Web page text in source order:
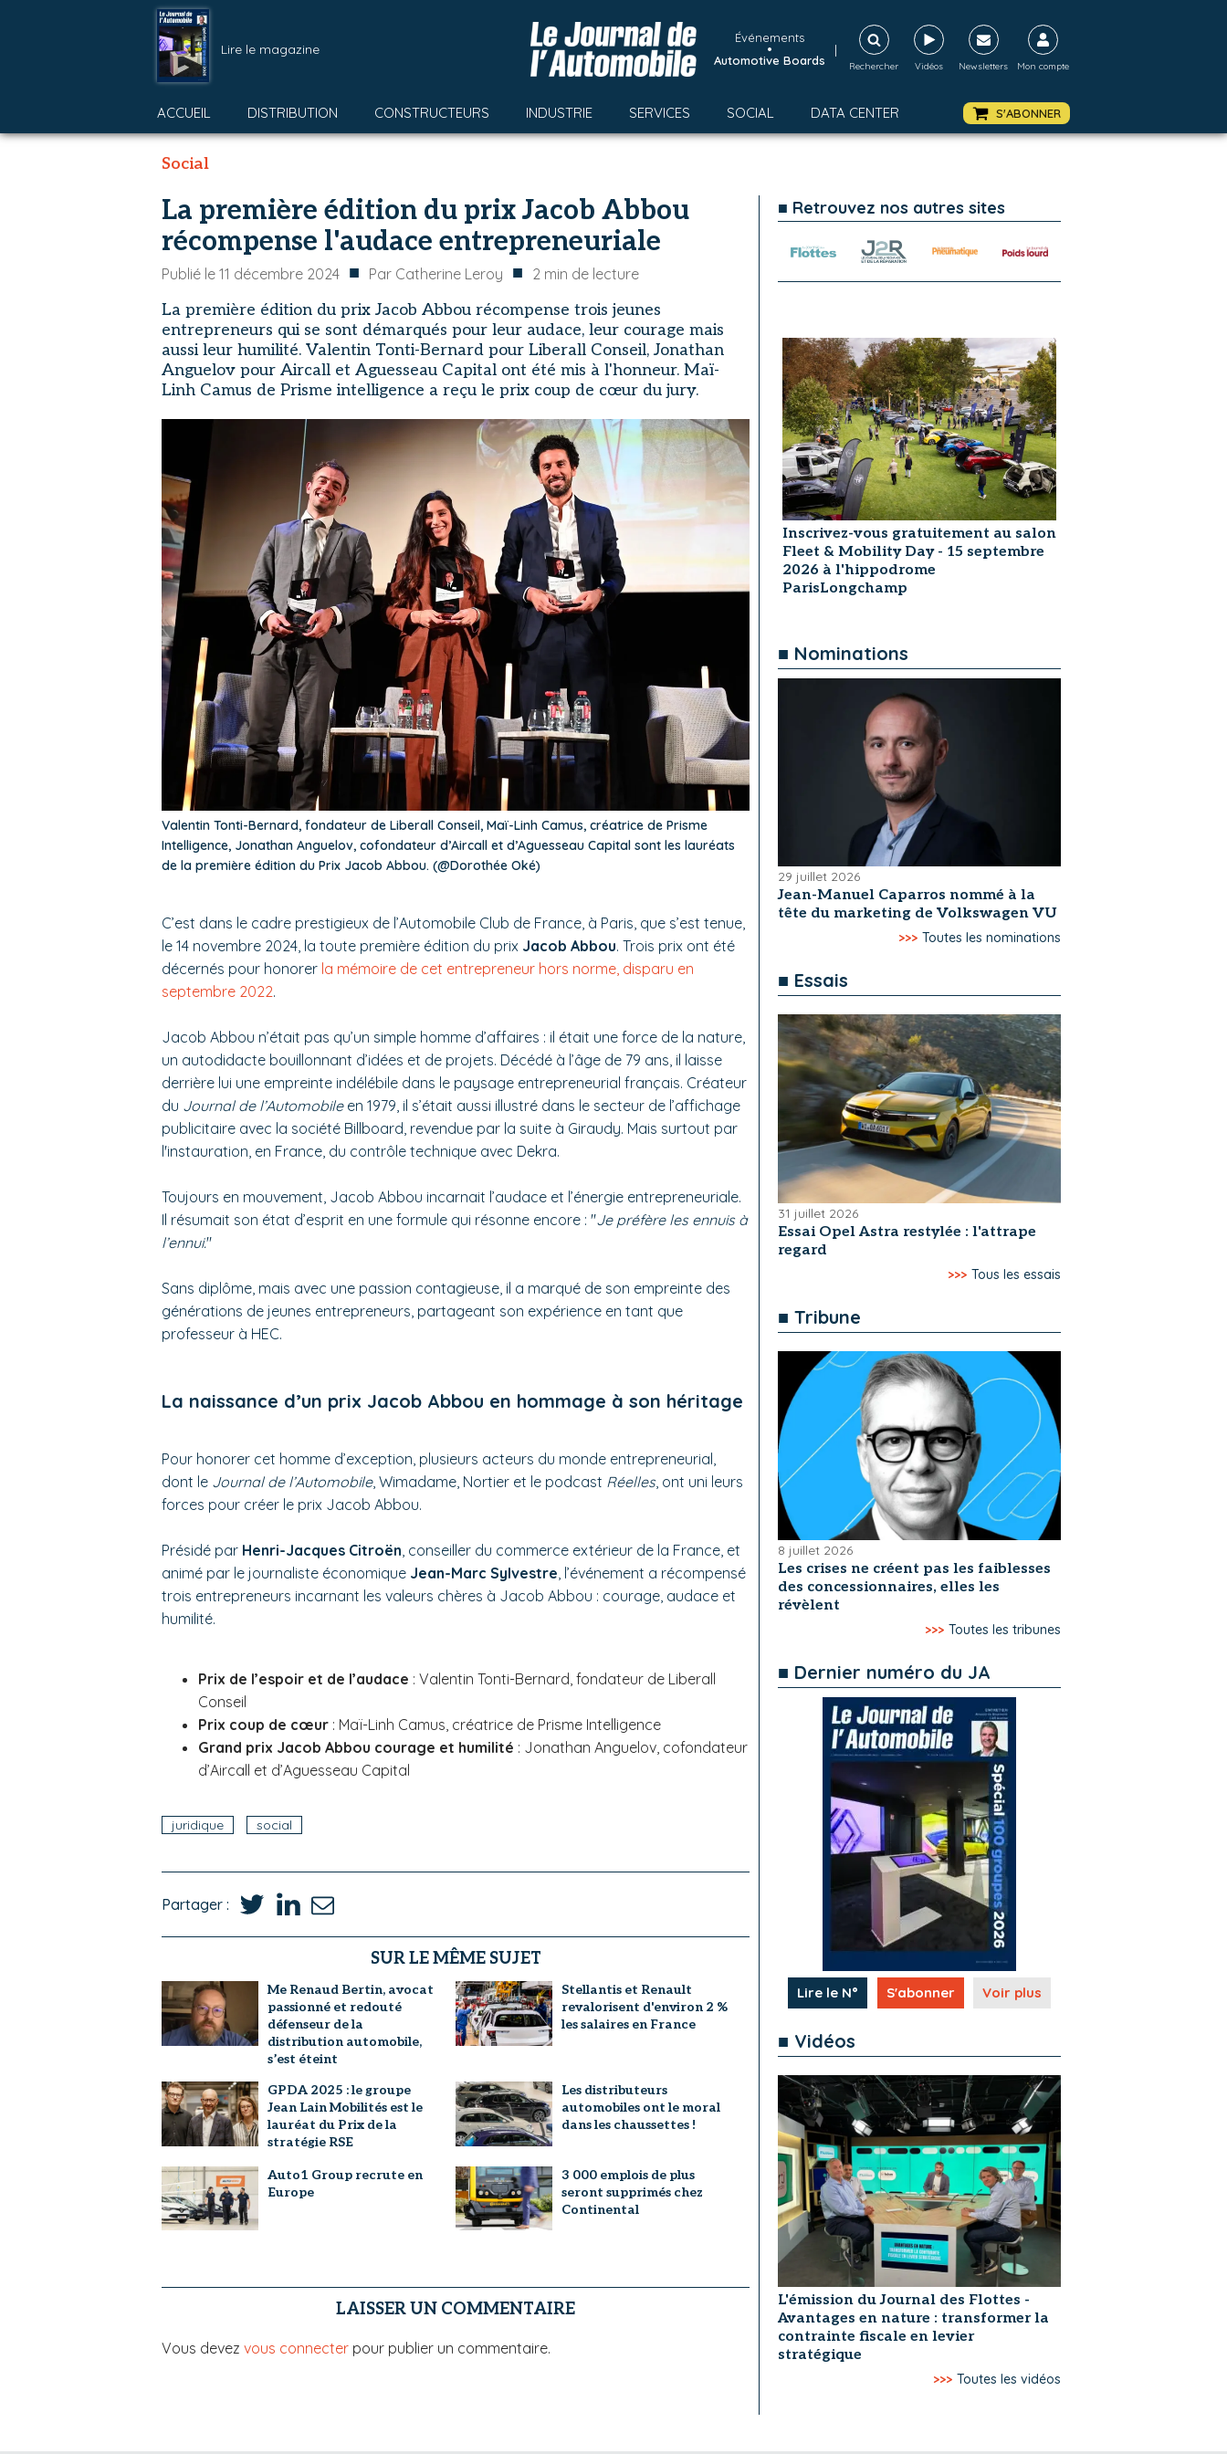
Lire le magazine
Événements
•
Automotive Boards
|
Rechercher Vidéos Newsletters Mon compte
ACCUEIL DISTRIBUTION CONSTRUCTEURS INDUSTRIE SERVICES SOCIAL DATA CENTER S'ABONNER
Social
La première édition du prix Jacob Abbou
récompense l'audace entrepreneuriale
Publié le 11 décembre 2024 ■ Par Catherine Leroy ■ 2 min de lecture
La première édition du prix Jacob Abbou récompense trois jeunes
entrepreneurs qui se sont démarqués pour leur audace, leur courage mais
aussi leur humilité. Valentin Tonti-Bernard pour Liberall Conseil, Jonathan
Anguelov pour Aircall et Aguesseau Capital ont été mis à l'honneur. Maï-
Linh Camus de Prisme intelligence a reçu le prix coup de cœur du jury.
Valentin Tonti-Bernard, fondateur de Liberall Conseil, Maï-Linh Camus, créatrice de Prisme
Intelligence, Jonathan Anguelov, cofondateur d’Aircall et d’Aguesseau Capital sont les lauréats
de la première édition du Prix Jacob Abbou. (@Dorothée Oké)
C’est dans le cadre prestigieux de l’Automobile Club de France, à Paris, que s’est tenue,
le 14 novembre 2024, la toute première édition du prix Jacob Abbou. Trois prix ont été
décernés pour honorer la mémoire de cet entrepreneur hors norme, disparu en
septembre 2022.
Jacob Abbou n’était pas qu’un simple homme d’affaires : il était une force de la nature,
un autodidacte bouillonnant d’idées et de projets. Décédé à l’âge de 79 ans, il laisse
derrière lui une empreinte indélébile dans le paysage entrepreneurial français. Créateur
du Journal de l’Automobileen 1979, il s’était aussi illustré dans le secteur de l’affichage
publicitaire avec la société Billboard, revendue par la suite à Giraudy. Mais surtout par
l'instauration, en France, du contrôle technique avec Dekra.
Toujours en mouvement, Jacob Abbou incarnait l’audace et l’énergie entrepreneuriale.
Il résumait son état d’esprit en une formule qui résonne encore : "Je préfère les ennuis à
l’ennui."
Sans diplôme, mais avec une passion contagieuse, il a marqué de son empreinte des
générations de jeunes entrepreneurs, partageant son expérience en tant que
professeur à HEC.
La naissance d’un prix Jacob Abbou en hommage à son héritage
Pour honorer cet homme d’exception, plusieurs acteurs du monde entrepreneurial,
dont le Journal de l’Automobile, Wimadame, Nortier et le podcast Réelles, ont uni leurs
forces pour créer le prix Jacob Abbou.
Présidé par Henri-Jacques Citroën, conseiller du commerce extérieur de la France, et
animé par le journaliste économique Jean-Marc Sylvestre, l’événement a récompensé
trois entrepreneurs incarnant les valeurs chères à Jacob Abbou : courage, audace et
humilité.
Prix de l’espoir et de l’audace : Valentin Tonti-Bernard, fondateur de Liberall
Conseil
Prix coup de cœur : Maï-Linh Camus, créatrice de Prisme Intelligence
Grand prix Jacob Abbou courage et humilité : Jonathan Anguelov, cofondateur
d’Aircall et d’Aguesseau Capital
juridique social
Partager :
SUR LE MÊME SUJET
Me Renaud Bertin, avocat
passionné et redouté
défenseur de la
distribution automobile,
s’est éteint
Stellantis et Renault
revalorisent d'environ 2 %
les salaires en France
GPDA 2025 : le groupe
Jean Lain Mobilités est le
lauréat du Prix de la
stratégie RSE
Les distributeurs
automobiles ont le moral
dans les chaussettes !
Auto1 Group recrute en
Europe
3 000 emplois de plus
seront supprimés chez
Continental
LAISSER UN COMMENTAIRE
Vous devez vous connecter pour publier un commentaire.
■ Retrouvez nos autres sites
Inscrivez-vous gratuitement au salon
Fleet & Mobility Day - 15 septembre
2026 à l'hippodrome
ParisLongchamp
■ Nominations
29 juillet 2026
Jean-Manuel Caparros nommé à la
tête du marketing de Volkswagen VU
>>> Toutes les nominations
■ Essais
31 juillet 2026
Essai Opel Astra restylée : l'attrape
regard
>>> Tous les essais
■ Tribune
8 juillet 2026
Les crises ne créent pas les faiblesses
des concessionnaires, elles les
révèlent
>>> Toutes les tribunes
■ Dernier numéro du JA
Lire le N° S'abonner Voir plus
■ Vidéos
L'émission du Journal des Flottes -
Avantages en nature : transformer la
contrainte fiscale en levier
stratégique
>>> Toutes les vidéos